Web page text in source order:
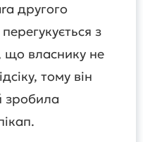
другого
з
що власнику не
тому він
зробила